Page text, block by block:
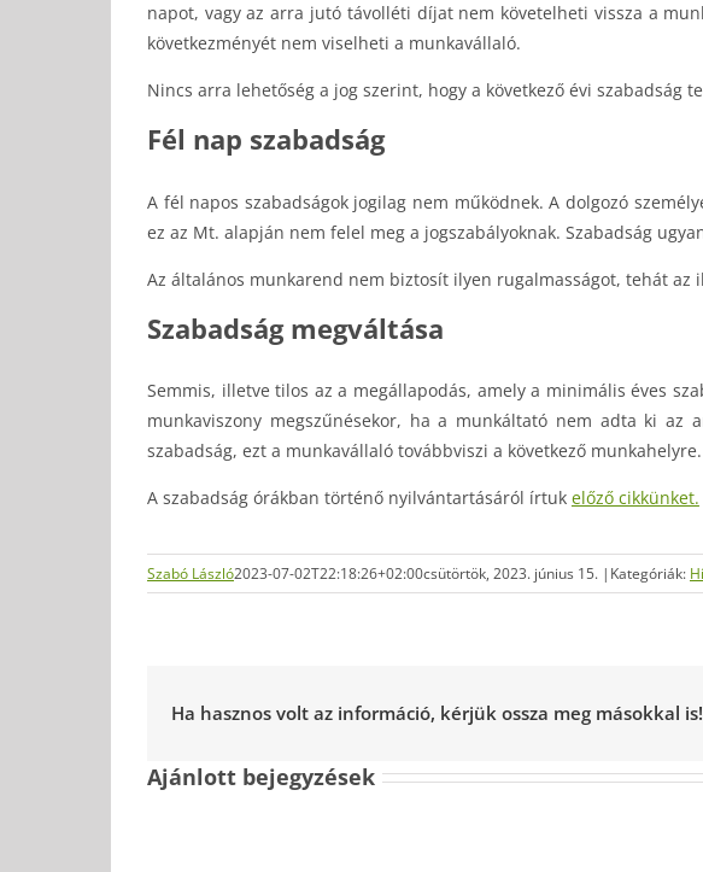
napot, vagy az arra jutó távolléti díjat nem követelheti vissza a
következményét nem viselheti a munkavállaló.
Nincs arra lehetőség a jog szerint, hogy a következő évi szabadság
Fél nap szabadság
A fél napos szabadságok jogilag nem működnek. A dolgozó
ez az Mt. alapján nem felel meg a jogszabályoknak. Szabadság
Az általános munkarend nem biztosít ilyen rugalmasságot, tehát
Szabadság megváltása
Semmis, illetve tilos az a megállapodás, amely a minimális éves
munkaviszony megszűnésekor, ha a munkáltató nem adta ki az
szabadság, ezt a munkavállaló továbbviszi a következő munkahelyre.
A szabadság órákban történő nyilvántartásáról írtuk előző cikkünket.
Szabó László2023-07-02T22:18:26+02:00csütörtök, 2023. június 15. | Kategóriák:
Ha hasznos volt az információ, kérjük ossza meg másokkal is!
Ajánlott bejegyzések